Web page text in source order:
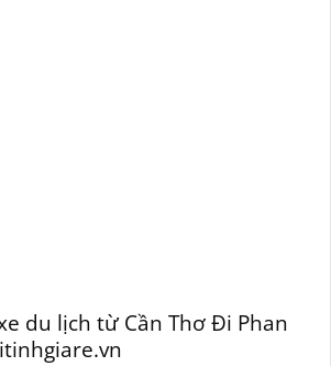
du lịch từ Cần Thơ Đi Phan